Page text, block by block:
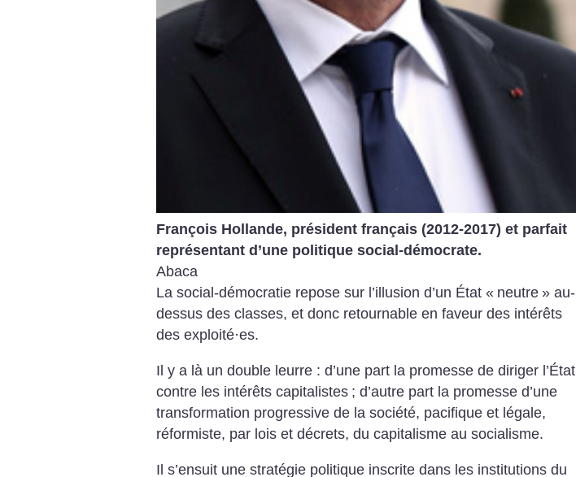
François Hollande, président français (2012-2017) et parfait
représentant d’une politique social-démocrate.
Abaca
La social-démocratie repose sur l’illusion d’un État « neutre » au-
dessus des classes, et donc retournable en faveur des intérêts
des exploité·es.
Il y a là un double leurre : d’une part la promesse de diriger l’État
contre les intérêts capitalistes ; d’autre part la promesse d’une
transformation progressive de la société, pacifique et légale,
réformiste, par lois et décrets, du capitalisme au socialisme.
Il s’ensuit une stratégie politique inscrite dans les institutions du